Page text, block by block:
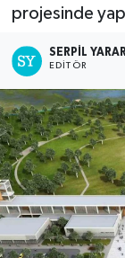
projesinde
SERPİL YARAR
EDITÖR